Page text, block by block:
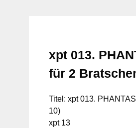
xpt 013.
für 2
Titel: xpt 013.
10)
xpt 13